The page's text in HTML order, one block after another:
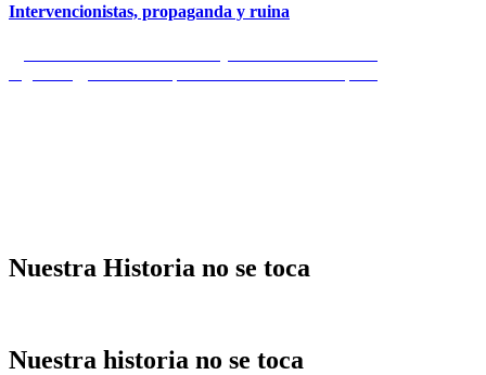
Intervencionistas, propaganda y ruina
Navegación
de
Nuestra Historia no se toca
Nuestra historia no se toca